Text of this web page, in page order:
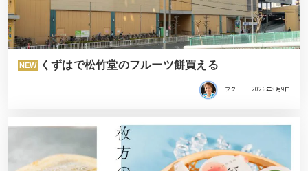
NEW くずはで松竹堂のフルーツ餅買える
フク 2026年8月9日